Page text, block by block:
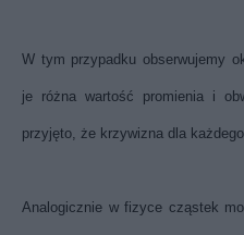
W tym przypadku obserwujemy
je różna wartość promienia i
przyjęto, że krzywizna dla
Analogicznie w fizyce cząstek